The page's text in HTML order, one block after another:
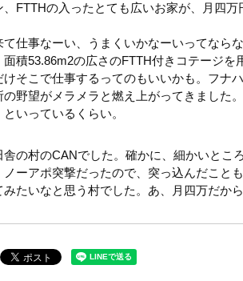
、FTTHの入ったとても広いお家が、月四
仕事なーい、うまくいかなーいってなら
面積53.86m2の広さのFTTH付きコテージを
そこで仕事するってのもいいかも。フナ
野望がメラメラと燃え上がってきました
いっているくらい。
の村のCANでした。確かに、細かいとこ
ーアポ突撃だったので、突っ込んだこと
たいなと思う村でした。あ、月四万だか